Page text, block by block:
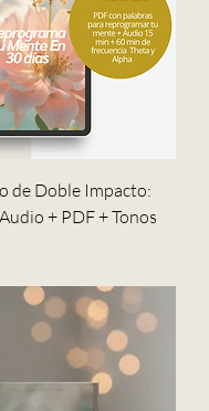
de Doble Impacto:
+ PDF + Tonos